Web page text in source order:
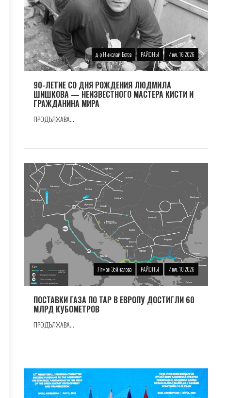
д-р Николай Ботев РАЙОНЫ Июл. 16 2026
90-ЛЕТИЕ СО ДНЯ РОЖДЕНИЯ ЛЮДМИЛА
ШИШКОВА — НЕИЗВЕСТНОГО МАСТЕРА КИСТИ И
ГРАЖДАНИНА МИРА
ПРОДЪЛЖАВА...
Ляман Зейналова РАЙОНЫ Июл. 10 2026
ПОСТАВКИ ГАЗА ПО TAP В ЕВРОПУ ДОСТИГЛИ 60
МЛРД КУБОМЕТРОВ
ПРОДЪЛЖАВА...